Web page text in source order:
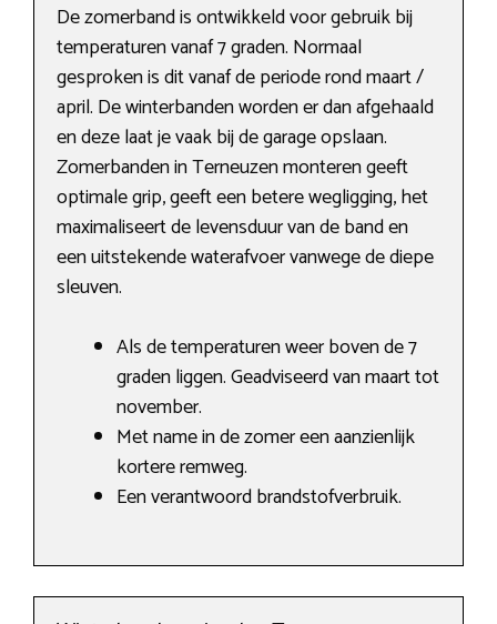
De zomerband is ontwikkeld voor gebruik bij
temperaturen vanaf 7 graden. Normaal
gesproken is dit vanaf de periode rond maart /
april. De winterbanden worden er dan afgehaald
en deze laat je vaak bij de garage opslaan.
Zomerbanden in Terneuzen monteren geeft
optimale grip, geeft een betere wegligging, het
maximaliseert de levensduur van de band en
een uitstekende waterafvoer vanwege de diepe
sleuven.
Als de temperaturen weer boven de 7
graden liggen. Geadviseerd van maart tot
november.
Met name in de zomer een aanzienlijk
kortere remweg.
Een verantwoord brandstofverbruik.